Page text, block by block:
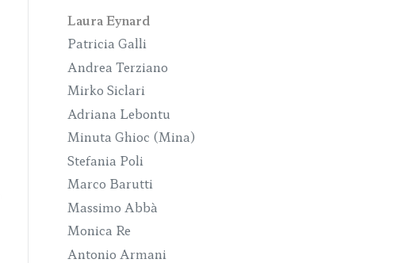
Laura Eynard
Patricia Galli
Andrea Terziano
Mirko Siclari
Adriana Lebontu
Minuta Ghioc (Mina)
Stefania Poli
Marco Barutti
Massimo Abbà
Monica Re
Antonio Armani